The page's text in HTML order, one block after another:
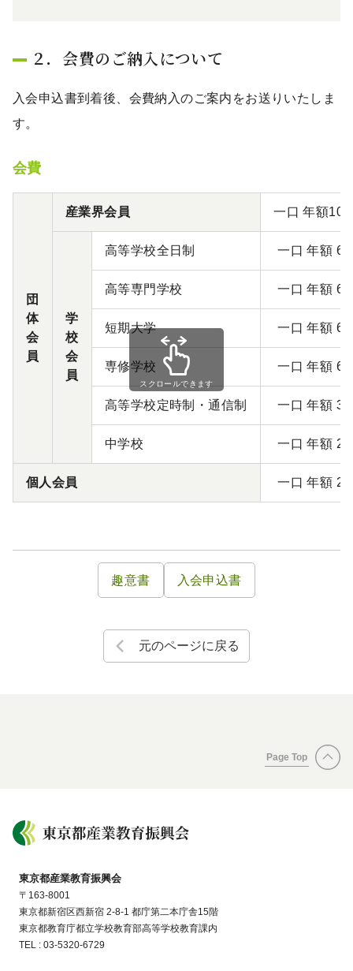
２．会費のご納入について
入会申込書到着後、会費納入のご案内をお送りいたしま
す。
会費
団
体
会
員
産業界会員 一口 年額
学
校
会
員
高等学校全日制 一口 年額
高等専門学校 一口 年額
短期大学 一口 年額
専修学校 一口 年額
高等学校定時制・通信制 一口 年額
中学校 一口 年額
個人会員 一口 年額
スクロールできます
趣意書 入会申込書
元のページに戻る
Page Top
東京都産業教育振興会
〒163-8001
東京都新宿区西新宿 2-8-1 都庁第二本庁舎15階
東京都教育庁都立学校教育部高等学校教育課内
TEL : 03-5320-6729